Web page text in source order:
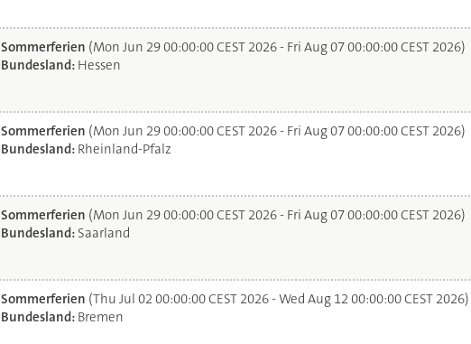
Sommerferien (Mon Jun 29 00:00:00 CEST 2026 - Fri Aug 07 00:00:00 CEST 2026)
Bundesland: Hessen
Sommerferien (Mon Jun 29 00:00:00 CEST 2026 - Fri Aug 07 00:00:00 CEST 2026)
Bundesland: Rheinland-Pfalz
Sommerferien (Mon Jun 29 00:00:00 CEST 2026 - Fri Aug 07 00:00:00 CEST 2026)
Bundesland: Saarland
Sommerferien (Thu Jul 02 00:00:00 CEST 2026 - Wed Aug 12 00:00:00 CEST 2026)
Bundesland: Bremen